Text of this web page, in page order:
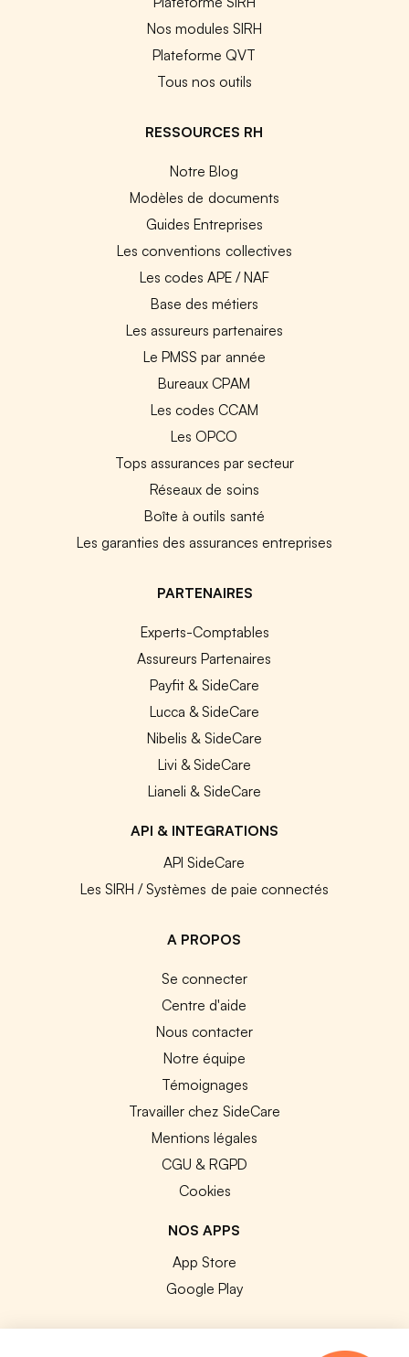
Nos modules SIRH
Plateforme QVT
Tous nos outils
RESSOURCES RH
Notre Blog
Modèles de documents
Guides Entreprises
Les conventions collectives
Les codes APE / NAF
Base des métiers
Les assureurs partenaires
Le PMSS par année
Bureaux CPAM
Les codes CCAM
Les OPCO
Tops assurances par secteur
Réseaux de soins
Boîte à outils santé
Les garanties des assurances entreprises
PARTENAIRES
Experts-Comptables
Assureurs Partenaires
Payfit & SideCare
Lucca & SideCare
Nibelis & SideCare
Livi & SideCare
Lianeli & SideCare
API & INTEGRATIONS
API SideCare
Les SIRH / Systèmes de paie connectés
A PROPOS
Se connecter
Centre d'aide
Nous contacter
Notre équipe
Témoignages
Travailler chez SideCare
Mentions légales
CGU & RGPD
Cookies
NOS APPS
App Store
Google Play